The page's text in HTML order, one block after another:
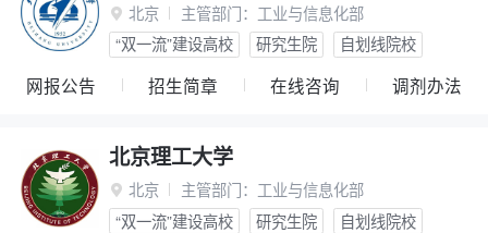
 北京 主管部门： 工业与信息化部
“双一流”建设高校
研究生院 自划线院校
网报公告 招生简章 在线咨询 调剂办法
北京理工大学
 北京 主管部门： 工业与信息化部
“双一流”建设高校
研究生院 自划线院校